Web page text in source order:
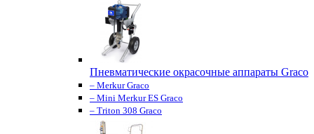
Пневматические окрасочные аппараты Graco
– Merkur Graco
– Mini Merkur ES Graco
– Triton 308 Graco